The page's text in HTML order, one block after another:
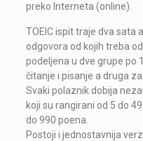
preko Interneta (online).
TOEIC ispit traje dva sata
odgovora od kojih treba
podeljena u dve grupe po
čitanje i pisanje a druga
Svaki polaznik dobija
koji su rangirani od 5 do
do 990 poena.
Postoji i jednostavnija